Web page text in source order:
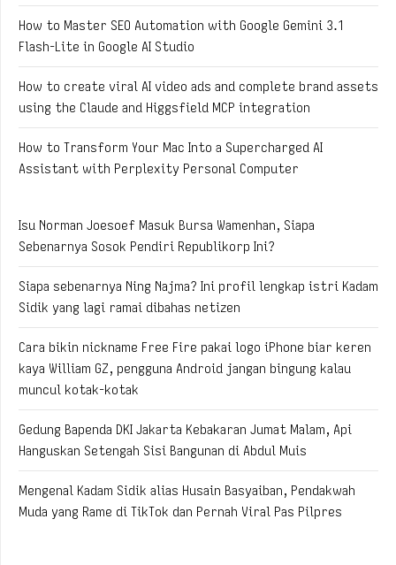
How to Master SEO Automation with Google Gemini 3.1
Flash-Lite in Google AI Studio
How to create viral AI video ads and complete brand assets
using the Claude and Higgsfield MCP integration
How to Transform Your Mac Into a Supercharged AI
Assistant with Perplexity Personal Computer
Isu Norman Joesoef Masuk Bursa Wamenhan, Siapa
Sebenarnya Sosok Pendiri Republikorp Ini?
Siapa sebenarnya Ning Najma? Ini profil lengkap istri Kadam
Sidik yang lagi ramai dibahas netizen
Cara bikin nickname Free Fire pakai logo iPhone biar keren
kaya William GZ, pengguna Android jangan bingung kalau
muncul kotak-kotak
Gedung Bapenda DKI Jakarta Kebakaran Jumat Malam, Api
Hanguskan Setengah Sisi Bangunan di Abdul Muis
Mengenal Kadam Sidik alias Husain Basyaiban, Pendakwah
Muda yang Rame di TikTok dan Pernah Viral Pas Pilpres